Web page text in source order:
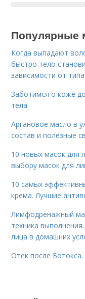
Популярные
Когда выпадают
быстро тело
зависимости от
Заботимся о коже
тела
Аргановое масло в
состав и полезные
10 новых масок для
выбору масок для
10 самых
крема. Лучшие
Лимфодренажный
техника
лица в домашних
Отек после